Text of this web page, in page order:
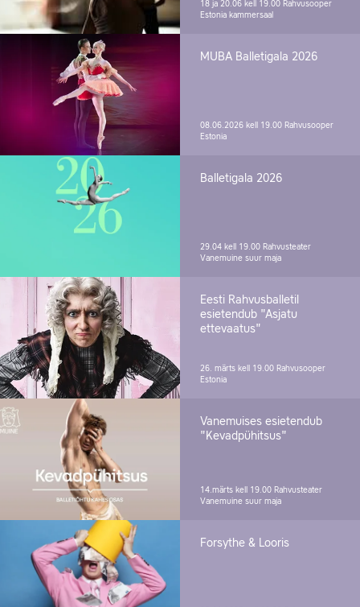
18 ja 20.06 kell 19.00 Rahvusooper
Estonia kammersaal
MUBA Balletigala 2026
08.06.2026 kell 19.00 Rahvusooper
Estonia
Balletigala 2026
29.04 kell 19.00 Rahvusteater
Vanemuine suur maja
Eesti Rahvusballetil
esietendub "Asjatu
ettevaatus"
26. märts kell 19.00 Rahvusooper
Estonia
Vanemuises esietendub
"Kevadpühitsus"
14.märts kell 19.00 Rahvusteater
Vanemuine suur maja
Forsythe & Looris